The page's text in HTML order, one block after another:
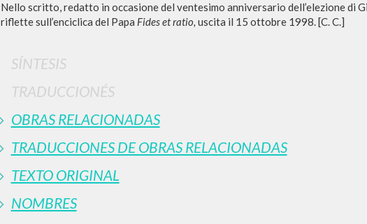
Nello scritto, redatto in occasione del ventesimo anniversario dell’elezione di
riflette sull’enciclica del Papa Fides et ratio, uscita il 15 ottobre 1998. [C. C.]
SÍNTESIS
TRADUCCIONÉS
OBRAS RELACIONADAS
TRADUCCIONES DE OBRAS RELACIONADAS
TEXTO ORIGINAL
NOMBRES
Ver detalles por tipo